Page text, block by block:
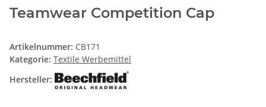
Teamwear Competition Cap
Artikelnummer: CB171
Kategorie: Textile Werbemittel
Hersteller: